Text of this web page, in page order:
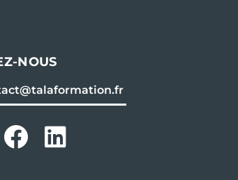
NOUS